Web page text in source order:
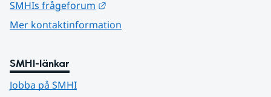
SMHIs frågeforum
Mer kontaktinformation
SMHI-länkar
Jobba på SMHI